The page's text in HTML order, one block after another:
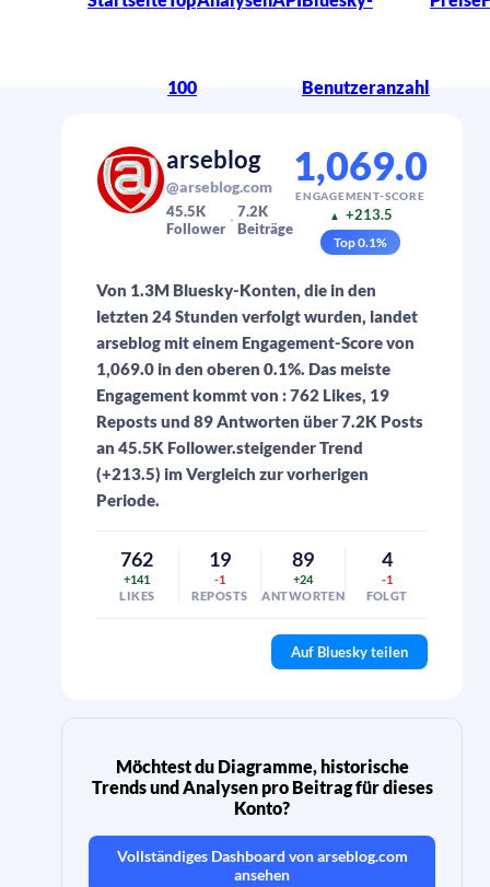
100 Benutzeranzahl
arseblog
@arseblog.com
45.5K
Follower
7.2K
Beiträge
1,069.0
ENGAGEMENT-SCORE
▲ +213.5
Top0.1%
Von 1.3M Bluesky-Konten, die in den
letzten 24 Stunden verfolgt wurden, landet
arseblog mit einem Engagement-Score von
1,069.0 in den oberen 0.1%. Das meiste
Engagement kommt von : 762 Likes, 19
Reposts und 89 Antworten über 7.2K Posts
an 45.5K Follower.steigender Trend
(+213.5) im Vergleich zur vorherigen
Periode.
762
+141
LIKES
19
-1
REPOSTS
89
+24
ANTWORTEN
4
-1
FOLGT
Auf Bluesky teilen
Möchtest du Diagramme, historische
Trends und Analysen pro Beitrag für dieses
Konto?
Vollständiges Dashboard vonarseblog.com
ansehen